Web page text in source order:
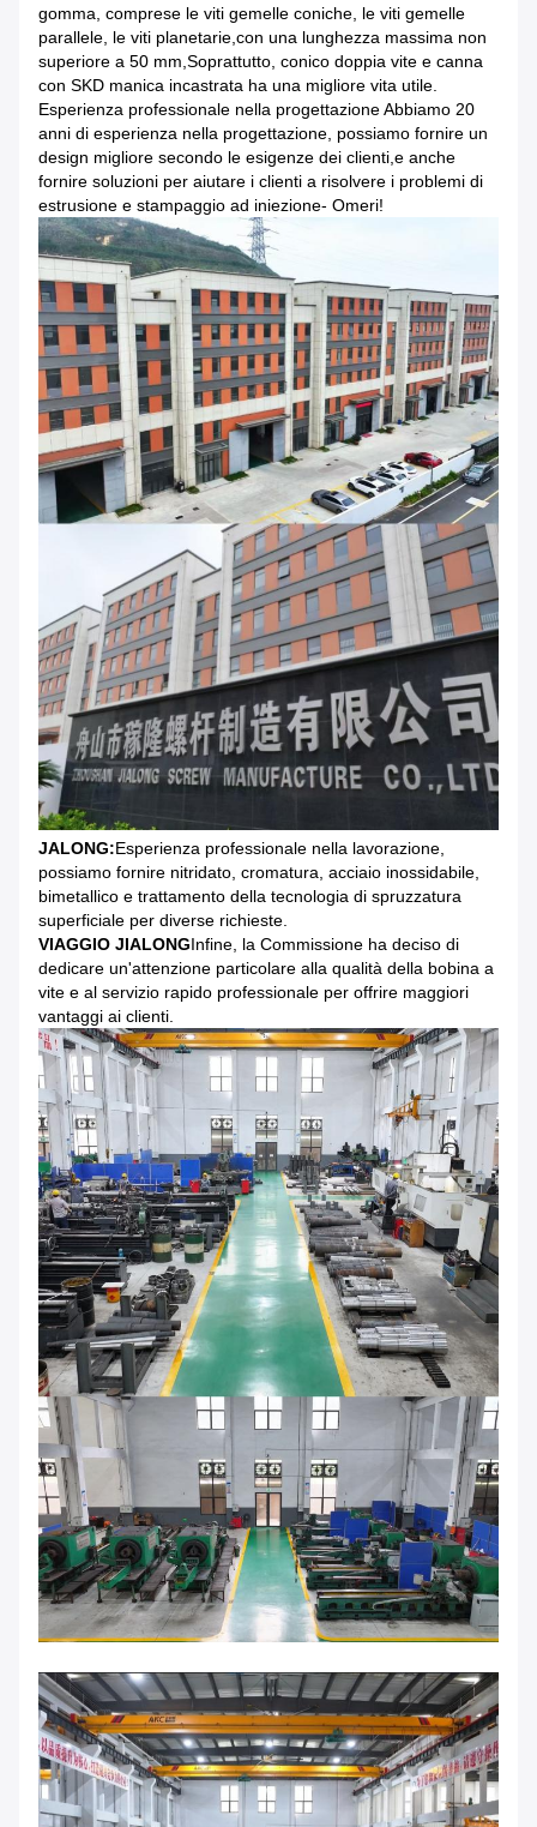
gomma, comprese le viti gemelle coniche, le viti gemelle
parallele, le viti planetarie,con una lunghezza massima non
superiore a 50 mm,Soprattutto, conico doppia vite e canna
con SKD manica incastrata ha una migliore vita utile.
Esperienza professionale nella progettazione Abbiamo 20
anni di esperienza nella progettazione, possiamo fornire un
design migliore secondo le esigenze dei clienti,e anche
fornire soluzioni per aiutare i clienti a risolvere i problemi di
estrusione e stampaggio ad iniezione- Omeri!
JALONG:Esperienza professionale nella lavorazione,
possiamo fornire nitridato, cromatura, acciaio inossidabile,
bimetallico e trattamento della tecnologia di spruzzatura
superficiale per diverse richieste.
VIAGGIO JIALONGInfine, la Commissione ha deciso di
dedicare un'attenzione particolare alla qualità della bobina a
vite e al servizio rapido professionale per offrire maggiori
vantaggi ai clienti.